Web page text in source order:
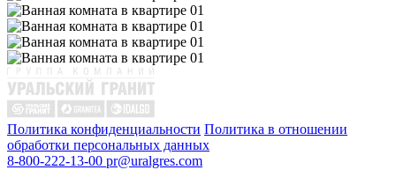
Политика конфиденциальности Политика в отношении
обработки персональных данных
8-800-222-13-00 pr@uralgres.com